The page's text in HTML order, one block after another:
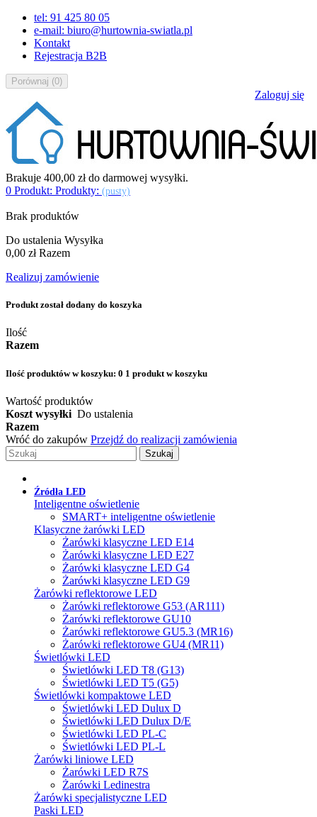
tel: 91 425 80 05
e-mail: biuro@hurtownia-swiatla.pl
Kontakt
Rejestracja B2B
Porównaj (0)
Zaloguj się
Brakuje 400,00 złdo darmowej wysyłki.
0 Produkt: Produkty: (pusty)
Brak produktów
Do ustalenia Wysyłka
0,00 zł Razem
Realizuj zamówienie
Produkt został dodany do koszyka
Ilość
Razem
Ilość produktów w koszyku: 0 1 produkt w koszyku
Wartość produktów
Koszt wysyłki Do ustalenia
Razem
Wróć do zakupów Przejdź do realizacji zamówienia
Szukaj
Źródła LED
Inteligentne oświetlenie
SMART+ inteligentne oświetlenie
Klasyczne żarówki LED
Żarówki klasyczne LED E14
Żarówki klasyczne LED E27
Żarówki klasyczne LED G4
Żarówki klasyczne LED G9
Żarówki reflektorowe LED
Żarówki reflektorowe G53 (AR111)
Żarówki reflektorowe GU10
Żarówki reflektorowe GU5.3 (MR16)
Żarówki reflektorowe GU4 (MR11)
Świetlówki LED
Świetlówki LED T8 (G13)
Świetlówki LED T5 (G5)
Świetlówki kompaktowe LED
Świetlówki LED Dulux D
Świetlówki LED Dulux D/E
Świetlówki LED PL-C
Świetlówki LED PL-L
Żarówki liniowe LED
Żarówki LED R7S
Żarówki Ledinestra
Żarówki specjalistyczne LED
Paski LED